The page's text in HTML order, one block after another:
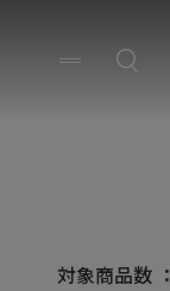
対象商品数 ：